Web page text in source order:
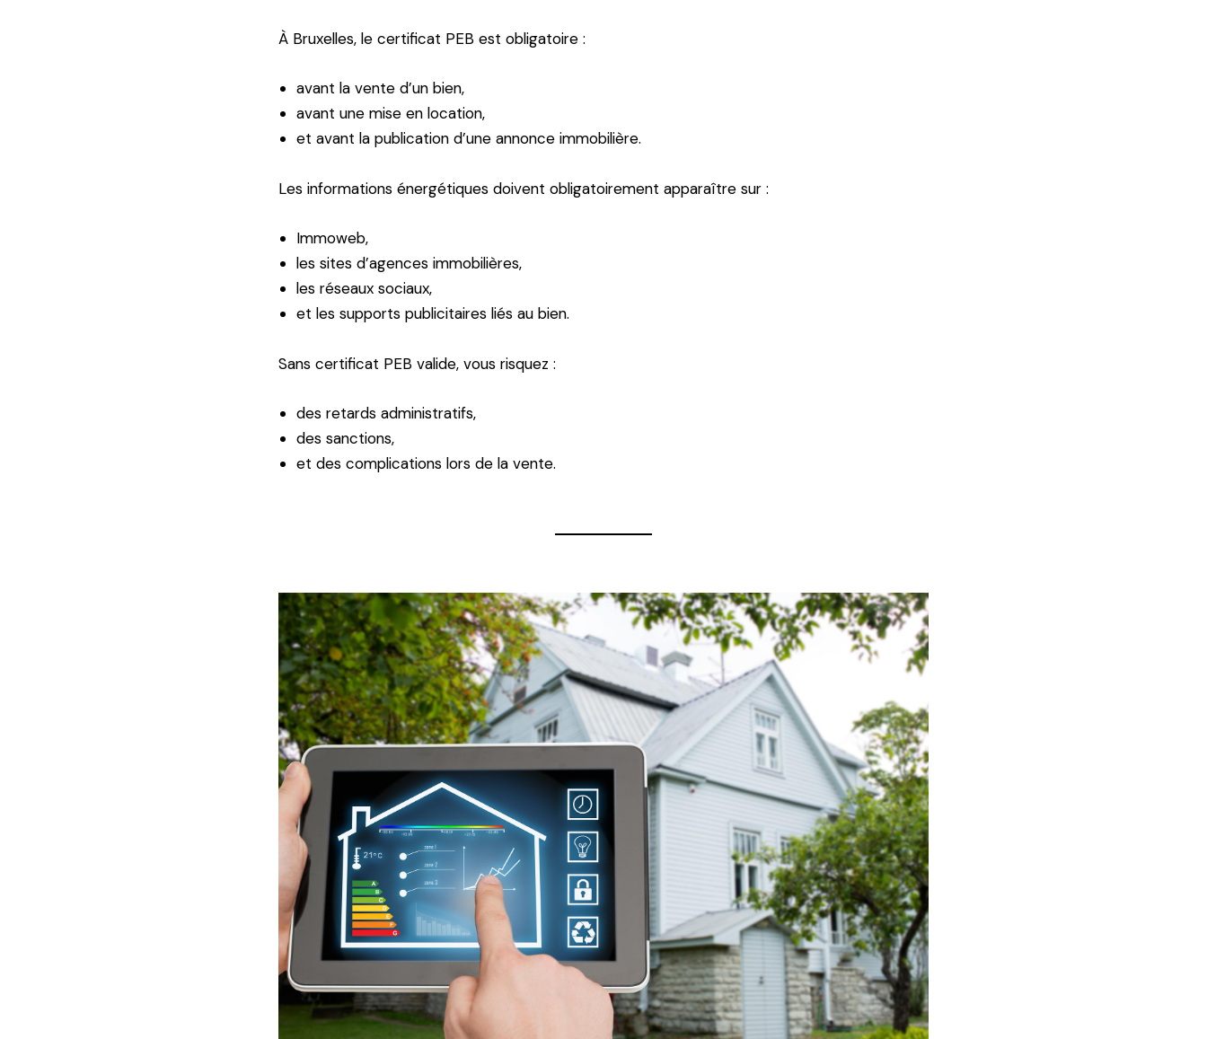
À Bruxelles, le certificat PEB est obligatoire :
avant la vente d’un bien,
avant une mise en location,
et avant la publication d’une annonce immobilière.
Les informations énergétiques doivent obligatoirement apparaître sur :
Immoweb,
les sites d’agences immobilières,
les réseaux sociaux,
et les supports publicitaires liés au bien.
Sans certificat PEB valide, vous risquez :
des retards administratifs,
des sanctions,
et des complications lors de la vente.